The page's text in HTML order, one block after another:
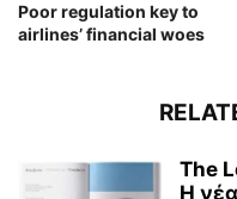
Poor regulation key to
airlines’ financial woes
The
Η